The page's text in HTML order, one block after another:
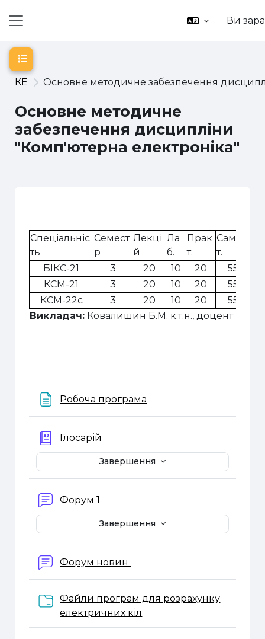
Ви
КЕ Основне методичне забезпечення
Основне методичне
забезпечення дисципліни
"Комп'ютерна електроніка"
Відкритий покажчик курсу
Спеціальніс
ть
Семест
р
Лекці
й
Ла
б.
Прак
т.
Самос
т.
БІКС-21
3 20 10 20
55
КСМ-21
3 20 10 20
55
КСМ-22с
3 20 10 20
55
Викладач: Ковалишин Б.М. к.т.н., доцент
Робоча програма
Глосарій
Завершення
Форум 1
Завершення
Форум новин
Файли програм для розрахунку
електричних кіл